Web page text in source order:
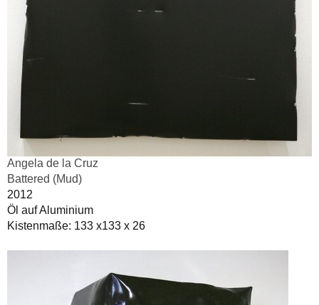
Angela de la Cruz
Battered (Mud)
2012
Öl auf Aluminium
Kistenmaße: 133 x133 x 26